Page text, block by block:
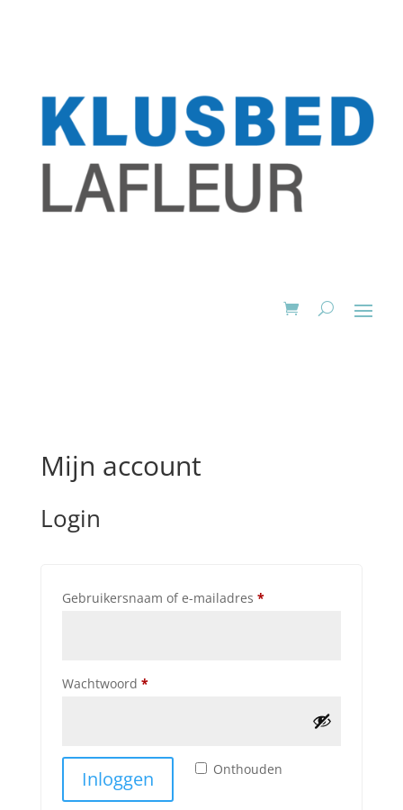
Mijn account
Login
Gebruikersnaam of e-mailadres *Vereist
Wachtwoord *Vereist
Onthouden
Inloggen